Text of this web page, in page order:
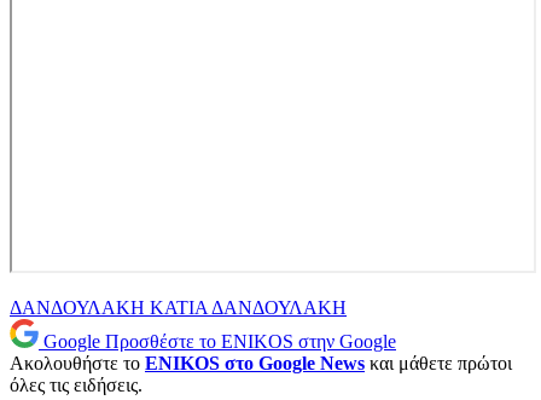
ΔΑΝΔΟΥΛΑΚΗ ΚΑΤΙΑ ΔΑΝΔΟΥΛΑΚΗ
Google Προσθέστε το ENIKOS στην Google
Ακολουθήστε το ENIKOS στο Google News και μάθετε πρώτοι
όλες τις ειδήσεις.